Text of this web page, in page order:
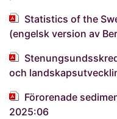
Statistics of the
(engelsk version av
och
Förorenade
2025:06